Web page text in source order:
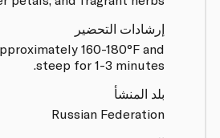
إرشادات التحضير
160-180°F and
steep for 1-3 minutes.
بلد المنشأ
Russian Federation